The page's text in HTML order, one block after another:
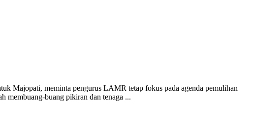
Majopati, meminta pengurus LAMR tetap fokus pada agenda pemulihan
membuang-buang pikiran dan tenaga ...